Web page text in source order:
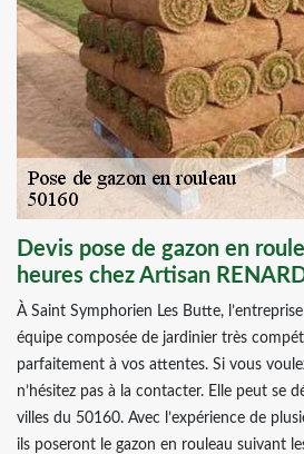
Devis pose de gazon en
heures chez Artisan
À Saint Symphorien Les Butte,
équipe composée de jardinier très
parfaitement à vos attentes. Si vous
n’hésitez pas à la contacter. Elle peut se
villes du 50160. Avec l’expérience de
ils poseront le gazon en rouleau suivant